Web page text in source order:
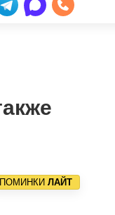
ПОМИНКИ ЛАЙТ